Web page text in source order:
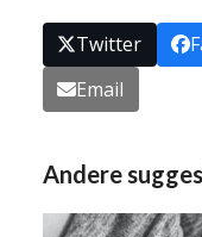
Twitter
Email
Andere